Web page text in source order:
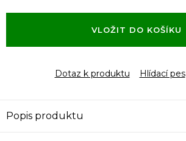
cena:
VLOŽIT DO KOŠÍKU
Dotaz k produktu Hlídací pes
Popis produktu